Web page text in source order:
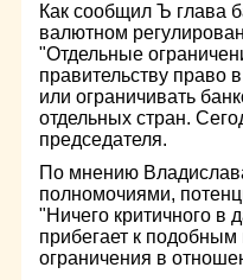
Как сообщил Ъ глава
валютном
"Отдельные
правительству право
или ограничивать
отдельных стран.
председателя.
По мнению
полномочиями,
"Ничего критичного в
прибегает к
ограничения в